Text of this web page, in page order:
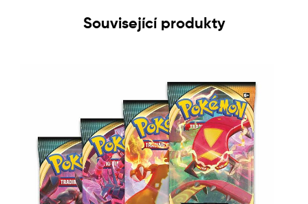
Související produkty